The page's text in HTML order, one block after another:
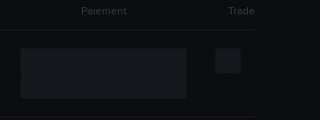
Paiement Trade